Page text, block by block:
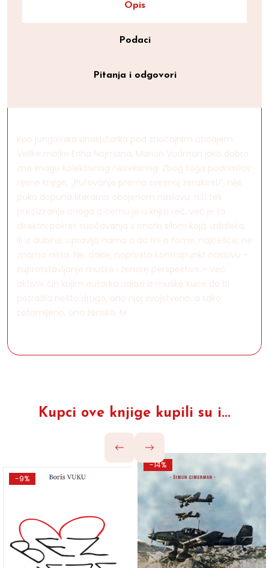
Opis
Podaci
Pitanja i odgovori
Kao jungovska analitičarka pod značajnim uticajem
Velike majke Eriha Nojmana, Marion Vudman jako dobro
zna snagu kolektivnog nesvesnog. Zbog toga podnaslov
njene knjige, „Putovanje prema svesnoj ženskosti“, nije
puka dopuna literarno obojenom naslovu, niti tek
preciziranje onoga o čemu je u knjizi reč, već je to
direktni pokret suočavanja s onom silom koja, izdaleka,
ili iz dubine, upravlja nama a da mi o tome, najčešće, ne
znamo ništa. Ne, dakle, naprosto kontrapunkt naslovu –
suprotstavljanje muške i ženske perspektive – već
aktivni čin kojim autorka odlazi iz muške kuće da bi
potražila nešto drugo, ono njoj svojstveno, a tako
zatomljeno, ono žensko. M.
Kupci ove knjige kupili su i...
-9%
-14%